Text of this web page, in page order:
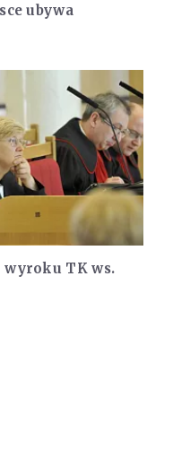
ubywa
wyroku TK ws.